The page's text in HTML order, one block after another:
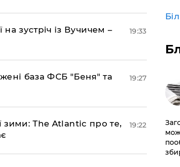
зустріч із Вучичем –
19:33
база ФСБ "Беня" та
19:27
зими: The Atlantic про те,
19:22